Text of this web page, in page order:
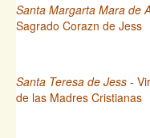
Santa Margarta Mara de
Sagrado Corazn de Jess
Santa Teresa de Jess -
de las Madres Cristianas